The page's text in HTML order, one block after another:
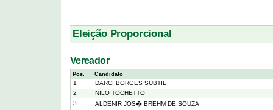
Eleição Proporcional
Vereador
Pos. Candidato
1
DARCI BORGES SUBTIL
2
NILO TOCHETTO
3
ALDENIR JOS� BREHM DE SOUZA